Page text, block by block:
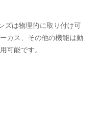
ズは物理的に取り付け可
カス、その他の機能は動
可能です。